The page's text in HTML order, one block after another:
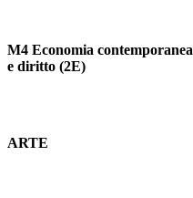
M4 Economia contemporanea
e diritto (2E)
ARTE